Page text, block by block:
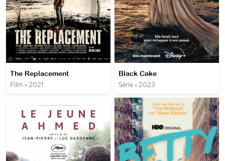
The Replacement
Film • 2021
Black Cake
Série • 2023